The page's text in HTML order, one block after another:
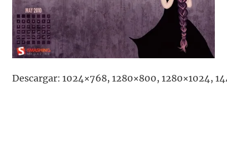
Descargar: 1024×768, 1280×800, 1280×1024,